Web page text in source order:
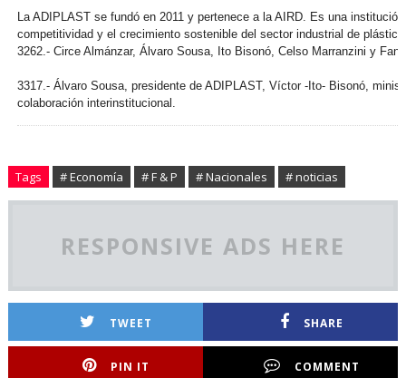
La ADIPLAST se fundó en 2011 y pertenece a la AIRD. Es una
competitividad y el crecimiento sostenible del sector industrial de
3262.- Circe Almánzar, Álvaro Sousa, Ito Bisonó, Celso Marranzini y
3317.- Álvaro Sousa, presidente de ADIPLAST, Víctor -Ito- Bisonó,
colaboración interinstitucional.
Tags # Economía # F & P # Nacionales # noticias
RESPONSIVE ADS HERE
TWEET SHARE
PIN IT COMMENT